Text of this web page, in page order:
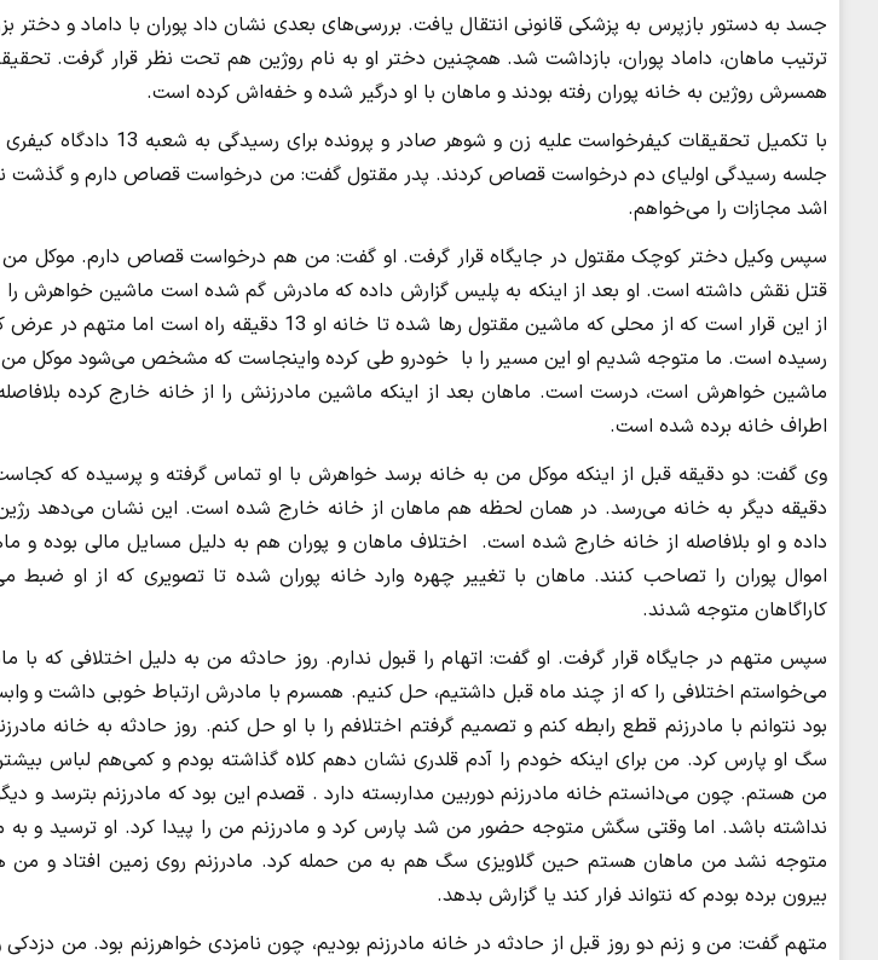
جسد به دستور بازپرس به پزشکی قانونی انتقال یافت. بررسی‌های بعدی نشان داد پوران با داماد و دختر
ترتیب ماهان، داماد پوران، بازداشت شد. همچنین دختر او به نام روژین هم تحت نظر قرار گرفت.
همسرش روژین به خانه پوران رفته بودند و ماهان با او درگیر شده و خفه‌اش کرده‌ است.
با تکمیل تحقیقات کیفرخواست علیه زن
جلسه رسیدگی اولیای دم درخواست قصاص کردند. پدر مقتول گفت: من درخواست قصاص دارم و گذشت
اشد مجازات را می‌خواهم.
سپس وکیل دختر کوچک مقتول در جایگاه قرار گرفت. او گفت: من هم درخواست قصاص دارم. موکل
قتل نقش داشته است. او بعد از اینکه به پلیس گزارش داده که مادرش گم شده است ماشین خواهرش را
رسیده است. ما متوجه شدیم او این مسیر را با خودرو طی کرده واینجاست که مشخص می‌شود موکل من
ماشین خواهرش است، درست است. ماهان بعد از اینکه ماشین مادرزنش را از خانه خارج کرده
اطراف خانه برده شده است.
وی گفت: دو دقیقه قبل از اینکه موکل من به خانه برسد خواهرش با او تماس گرفته و پرسیده که
دقیقه دیگر به خانه می‌رسد. در همان لحظه هم ماهان از خانه خارج شده است. این نشان می‌دهد
داده و او بلافاصله از خانه خارج شده است. اختلاف ماهان و پوران هم به دلیل مسایل مالی بوده و
اموال پوران را تصاحب کنند. ماهان با تغییر چهره وارد خانه پوران شده تا تصویری که از او
کاراگاهان متوجه شدند.
سپس متهم در جایگاه قرار گرفت. او گفت: اتهام را قبول ندارم. روز حادثه من به دلیل اختلافی که با
می‌خواستم اختلافی را که از چند ماه قبل داشتیم، حل کنیم. همسرم با مادرش ارتباط خوبی داشت و
بود نتوانم با مادرزنم قطع رابطه کنم و تصمیم گرفتم اختلافم را با او حل کنم. روز حادثه به خانه
سگ او پارس کرد. من برای اینکه خودم را آدم قلدری نشان دهم کلاه گذاشته بودم و کمی‌هم لباس
من هستم. چون می‌دانستم خانه مادرزنم دوربین مداربسته دارد . قصدم این بود که مادرزنم بترسد و
نداشته باشد. اما وقتی سگش متوجه حضور من شد پارس کرد و مادرزنم من را پیدا کرد. او ترسید و به
متوجه نشد من ماهان هستم حین گلاویزی سگ هم به من حمله کرد. مادرزنم روی زمین افتاد و من
بیرون برده بودم که نتواند فرار کند یا گزارش بدهد.
متهم گفت: من و زنم دو روز قبل از حادثه در خانه مادرزنم بودیم، چون نامزدی خواهرزنم بود. من